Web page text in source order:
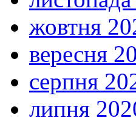
жовтня
вересня
серпня
липня